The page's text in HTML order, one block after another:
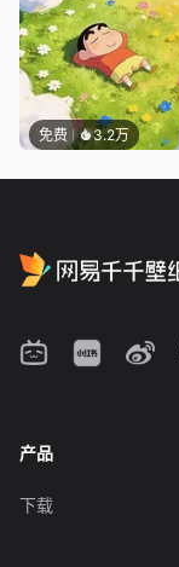
免费 3.2万
产品
下载